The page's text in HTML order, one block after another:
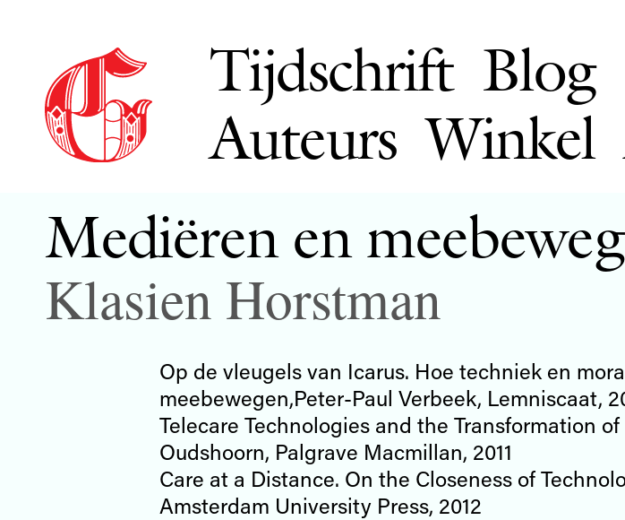
Tijdschrift Blog
Auteurs Winkel
Mediëren en
Klasien Horstman
Op de vleugels van Icarus. Hoe techniek en
meebewegen,Peter-Paul Verbeek, Lemniscaat,
Telecare Technologies and the Transformation
Oudshoorn, Palgrave Macmillan, 2011
Care at a Distance. On the Closeness of
Amsterdam University Press, 2012